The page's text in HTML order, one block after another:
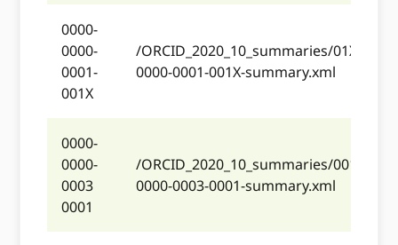
0000-
0000-
0001-
001X
/ORCID_2020_10_summaries/01X/
0000-0001-001X-summary.xml
0000-
0000-
0003
0001
/ORCID_2020_10_summaries/001/
0000-0003-0001-summary.xml